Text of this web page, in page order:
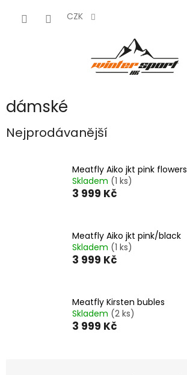
CZK
dámské
Nejprodávanější
Meatfly Aiko jkt pink flowers
Skladem (1 ks)
3 999 Kč
Meatfly Aiko jkt pink/black
Skladem (1 ks)
3 999 Kč
Meatfly Kirsten bubles
Skladem (2 ks)
3 999 Kč